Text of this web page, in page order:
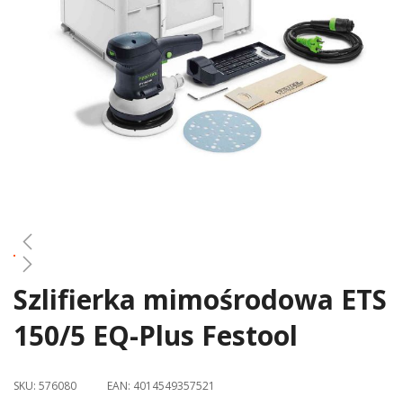
Skip
the
of
Szlifierka mimośrodowa ETS
150/5 EQ-Plus Festool
SKU: 576080 EAN: 4014549357521